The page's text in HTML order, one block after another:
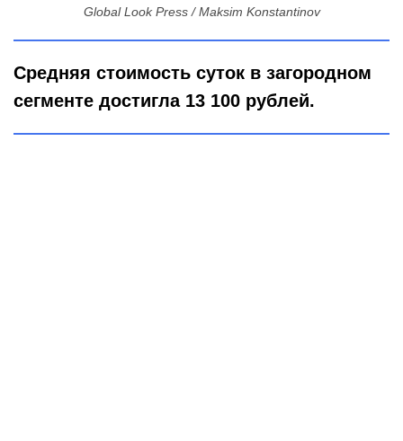
Global Look Press / Maksim Konstantinov
Средняя стоимость суток в загородном
сегменте достигла 13 100 рублей.